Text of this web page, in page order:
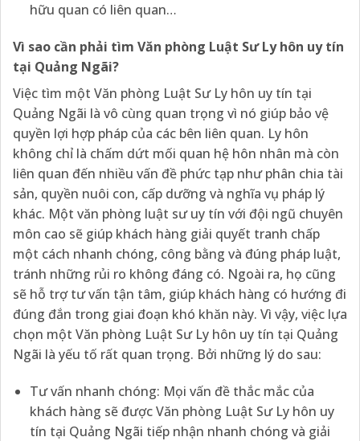
hữu quan có liên quan…
Vì sao cần phải tìm Văn phòng Luật Sư Ly hôn uy tín
tại Quảng Ngãi?
Việc tìm một Văn phòng Luật Sư Ly hôn uy tín tại
Quảng Ngãi là vô cùng quan trọng vì nó giúp bảo vệ
quyền lợi hợp pháp của các bên liên quan. Ly hôn
không chỉ là chấm dứt mối quan hệ hôn nhân mà còn
liên quan đến nhiều vấn đề phức tạp như phân chia tài
sản, quyền nuôi con, cấp dưỡng và nghĩa vụ pháp lý
khác. Một văn phòng luật sư uy tín với đội ngũ chuyên
môn cao sẽ giúp khách hàng giải quyết tranh chấp
một cách nhanh chóng, công bằng và đúng pháp luật,
tránh những rủi ro không đáng có. Ngoài ra, họ cũng
sẽ hỗ trợ tư vấn tận tâm, giúp khách hàng có hướng đi
đúng đắn trong giai đoạn khó khăn này. Vì vậy, việc lựa
chọn một Văn phòng Luật Sư Ly hôn uy tín tại Quảng
Ngãi là yếu tố rất quan trọng. Bởi những lý do sau:
Tư vấn nhanh chóng: Mọi vấn đề thắc mắc của
khách hàng sẽ được Văn phòng Luật Sư Ly hôn uy
tín tại Quảng Ngãi tiếp nhận nhanh chóng và giải